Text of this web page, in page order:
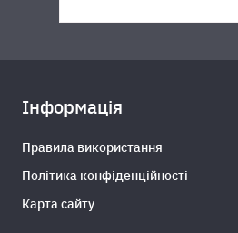
Інформація
Правила використання
Політика конфіденційності
Карта сайту